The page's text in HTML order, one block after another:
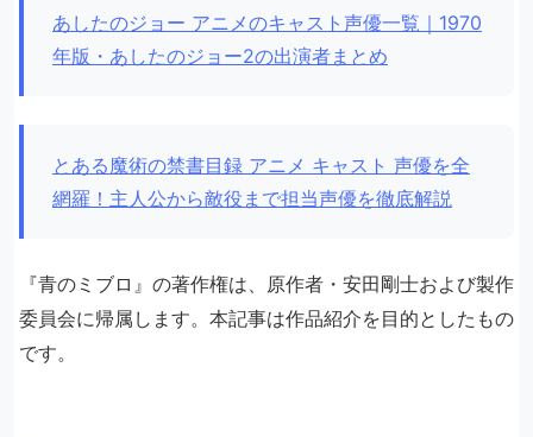
あしたのジョー アニメのキャスト声優一覧｜1970
年版・あしたのジョー2の出演者まとめ
とある魔術の禁書目録 アニメ キャスト 声優を全
網羅！主人公から敵役まで担当声優を徹底解説
『青のミブロ』の著作権は、原作者・安田剛士および製作
委員会に帰属します。本記事は作品紹介を目的としたもの
です。